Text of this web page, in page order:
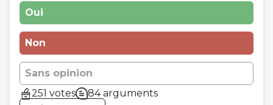
Oui
Non
Sans opinion
251 votes
84 arguments